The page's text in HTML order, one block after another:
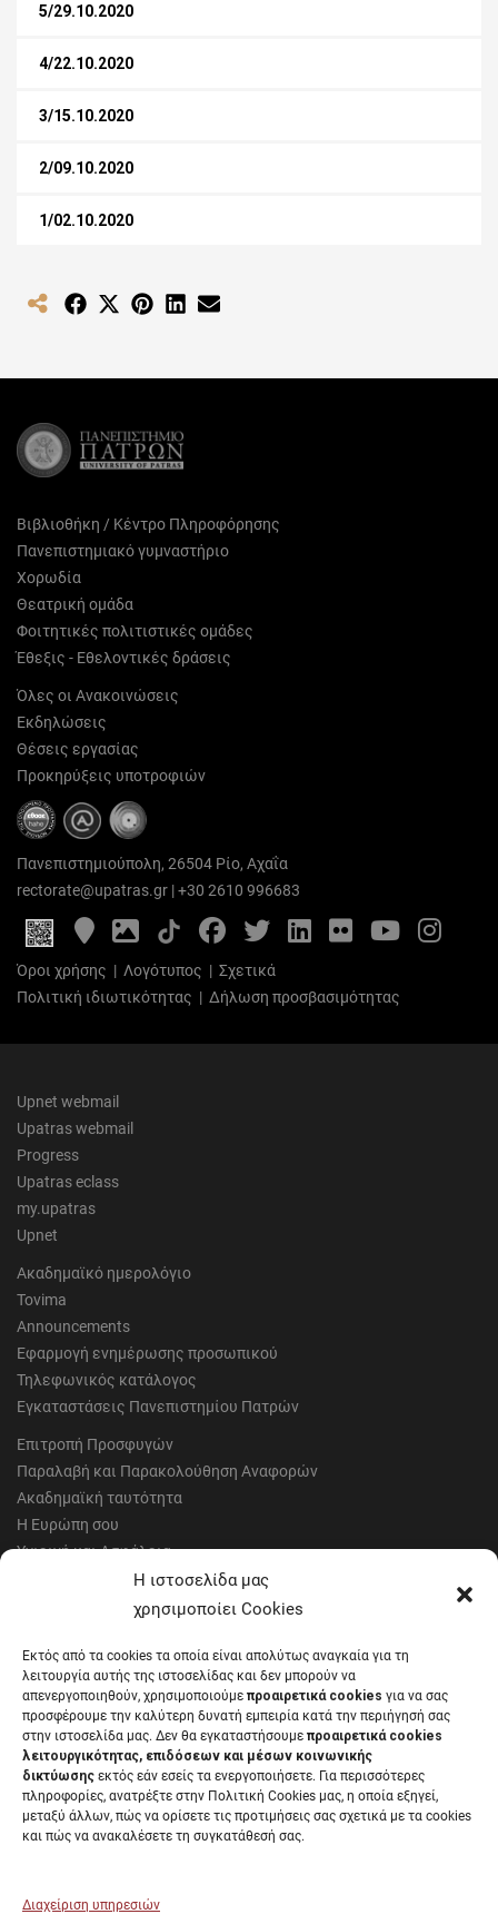
Η ιστοσελίδα μας
χρησιμοποίει Cookies
Εκτός από τα cookies τα οποία είναι απολύτως αναγκαία για τη
λειτουργία αυτής της ιστοσελίδας και δεν μπορούν να
απενεργοποιηθούν, χρησιμοποιούμε προαιρετικά cookies για να σας
προσφέρουμε την καλύτερη δυνατή εμπειρία κατά την περιήγησή σας
στην ιστοσελίδα μας. Δεν θα εγκαταστήσουμε προαιρετικά cookies
λειτουργικότητας, επιδόσεων και μέσων κοινωνικής
δικτύωσης εκτός εάν εσείς τα ενεργοποιήσετε. Για περισσότερες
πληροφορίες, ανατρέξτε στην Πολιτική Cookies μας, η οποία εξηγεί,
μεταξύ άλλων, πώς να ορίσετε τις προτιμήσεις σας σχετικά με τα cookies
και πώς να ανακαλέσετε τη συγκατάθεσή σας.
Διαχείριση υπηρεσιών
5/29.10.2020
4/22.10.2020
3/15.10.2020
2/09.10.2020
1/02.10.2020
Share Share
(Twitter)
Share Share
Βιβλιοθήκη / Κέντρο Πληροφόρησης
Πανεπιστημιακό γυμναστήριο
Χορωδία
Θεατρική ομάδα
Φοιτητικές πολιτιστικές ομάδες
Έθεξις - Εθελοντικές δράσεις
Όλες οι Ανακοινώσεις
Εκδηλώσεις
Θέσεις εργασίας
Προκηρύξεις υποτροφιών
Πανεπιστημιούπολη, 26504 Ρίο, Αχαΐα
rectorate@upatras.gr |+30 2610 996683
Google
Maps
Photo
Gallery
FacebookTwitterLinkedIn
FlickrYouTube
Όροι χρήσης | Λογότυπος | Σχετικά
Πολιτική ιδιωτικότητας | Δήλωση προσβασιμότητας
Upnet webmail
Upatras webmail
Progress
Upatras eclass
my.upatras
Upnet
Ακαδημαϊκό ημερολόγιο
Tovima
Announcements
Εφαρμογή ενημέρωσης προσωπικού
Τηλεφωνικός κατάλογος
Εγκαταστάσεις Πανεπιστημίου Πατρών
Επιτροπή Προσφυγών
Παραλαβή και Παρακολούθηση Αναφορών
Ακαδημαϊκή ταυτότητα
Η Ευρώπη σου
Υγιεινή και Ασφάλεια
Έντυπα Οικονομικής Υπηρεσίας
Έντυπα Διοικητικών Υπηρεσιών
Μητρώα αξιολογητών
Δημόσια Διαβούλευση
Συνεδριάσεις Συγκλήτου
Συνεδριάσεις Συμβουλίου Διοίκησης
EUNICoast European University